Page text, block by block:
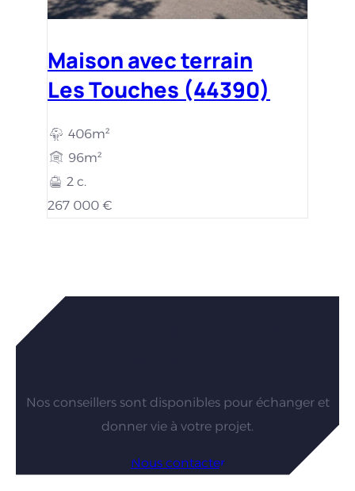
Maison avec terrain
Les Touches (44390)
406m²
96m²
2 c.
267 000 €
Vous êtes intéressés par nos
Nos conseillers sont disponibles pour échanger et
donner vie à votre projet.
Nous contacter